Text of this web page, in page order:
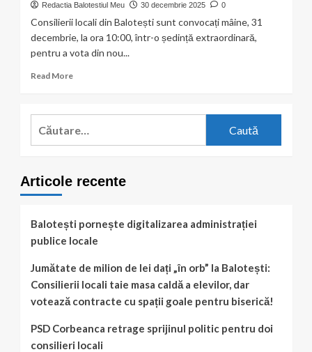
Redactia Balotestiul Meu 30 decembrie 2025 0
Consilierii locali din Balotești sunt convocați mâine, 31
decembrie, la ora 10:00, într-o ședință extraordinară,
pentru a vota din nou...
Read MoreRead
Majorarea
taxelor
din
masa
Consiliului
Local
Ședință
extraordinară
la
10:00
Caută
Articole recente
Balotești pornește digitalizarea administrației
publice locale
Jumătate de milion de lei dați „în orb” la Balotești:
Consilierii locali taie masa caldă a elevilor, dar
votează contracte cu spații goale pentru biserică!
PSD Corbeanca retrage sprijinul politic pentru doi
consilieri locali